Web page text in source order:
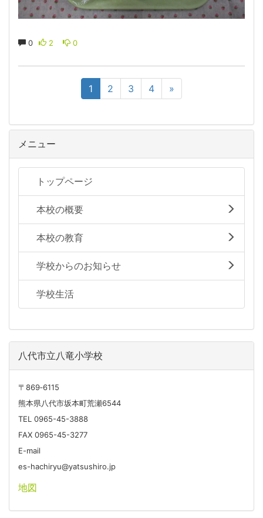
0 2 0
1 2 3 4 »
メニュー
トップページ
本校の概要
本校の教育
学校からのお知らせ
学校生活
八代市立八竜小学校
〒869‐6115
熊本県八代市坂本町荒瀬6544
TEL 0965-45-3888
FAX 0965-45-3277
E-mail
es-hachiryu@yatsushiro.jp
地図